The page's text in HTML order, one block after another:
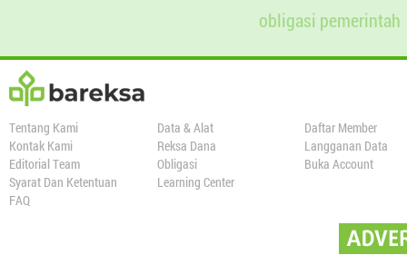
obligasi pemerintah
Tentang Kami
Kontak Kami
Editorial Team
Syarat Dan Ketentuan
FAQ
Data & Alat
Reksa Dana
Obligasi
Learning Center
Daftar Member
Langganan Data
Buka Account